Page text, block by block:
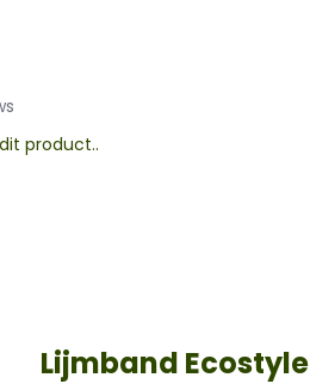
product..
Lijmband Ecostyle